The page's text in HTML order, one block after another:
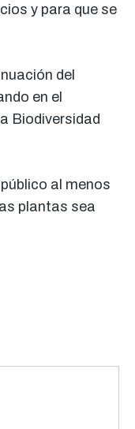
y para que se
del
en el
Biodiversidad
al menos
plantas sea